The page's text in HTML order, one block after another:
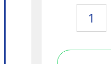
halógeno
50W